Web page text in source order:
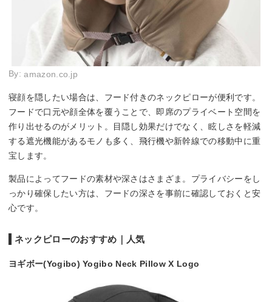
By:amazon.co.jp
寝顔を隠したい場合は、フード付きのネックピローが便利です。
フードで口元や顔全体を覆うことで、即席のプライベート空間を
作り出せるのがメリット。目隠し効果だけでなく、眩しさを軽減
する遮光機能があるモノも多く、飛行機や新幹線での移動中に重
宝します。
製品によってフードの素材や深さはさまざま。プライバシーをし
っかり確保したい方は、フードの深さを事前に確認しておくと安
心です。
ネックピローのおすすめ｜人気
ヨギボー(Yogibo) Yogibo Neck Pillow X Logo